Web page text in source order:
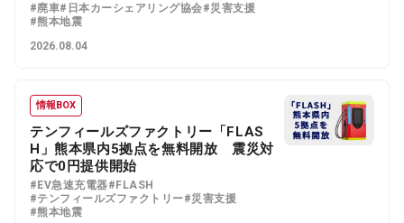
#廃車#日本カーシェアリング協会#災害支援
#熊本地震
2026.08.04
情報BOX
テンフィールズファクトリー「FLAS
H」熊本県内5拠点を無料開放 震災対
応で0円提供開始
#EV急速充電器#FLASH
#テンフィールズファクトリー#災害支援
#熊本地震